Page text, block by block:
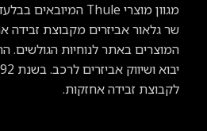
מגוון מוצרי Thule
המיובאים
שר גלאור אביזרים מקבוצת זבידה
המוצרים באתר לנוחיות הגולשים.
יבוא ושיווק אביזרים לרכב.
לקבוצת זבידה אחזקות.